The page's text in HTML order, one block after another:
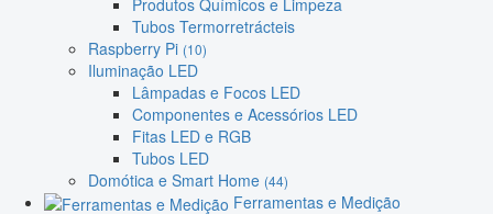
Tubos Termorretrácteis
Raspberry Pi (10)
Iluminação LED
Lâmpadas e Focos LED
Componentes e Acessórios LED
Fitas LED e RGB
Tubos LED
Domótica e Smart Home (44)
Ferramentas e Medição